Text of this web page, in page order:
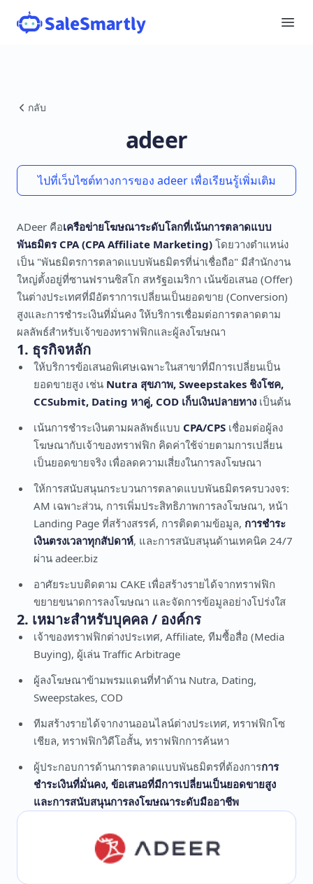
กลับ
adeer
ไปที่เว็บไซต์ทางการของ adeer เพื่อเรียนรู้เพิ่มเติม
ADeer คือเครือข่ายโฆษณาระดับโลกที่เน้นการตลาดแบบ
พันธมิตร CPA (CPA Affiliate Marketing) โดยวางตำแหน่ง
เป็น "พันธมิตรการตลาดแบบพันธมิตรที่น่าเชื่อถือ" มีสำนักงาน
ใหญ่ตั้งอยู่ที่ซานฟรานซิสโก สหรัฐอเมริกา เน้นข้อเสนอ (Offer)
ในต่างประเทศที่มีอัตราการเปลี่ยนเป็นยอดขาย (Conversion)
สูงและการชำระเงินที่มั่นคง ให้บริการเชื่อมต่อการตลาดตาม
ผลลัพธ์สำหรับเจ้าของทราฟฟิกและผู้ลงโฆษณา
1. ธุรกิจหลัก
ให้บริการข้อเสนอพิเศษเฉพาะในสาขาที่มีการเปลี่ยนเป็น
ยอดขายสูง เช่น Nutra สุขภาพ, Sweepstakes ชิงโชค,
CCSubmit, Dating หาคู่, COD เก็บเงินปลายทาง เป็นต้น
เน้นการชำระเงินตามผลลัพธ์แบบ CPA/CPS เชื่อมต่อผู้ลง
โฆษณากับเจ้าของทราฟฟิก คิดค่าใช้จ่ายตามการเปลี่ยน
เป็นยอดขายจริง เพื่อลดความเสี่ยงในการลงโฆษณา
ให้การสนับสนุนกระบวนการตลาดแบบพันธมิตรครบวงจร:
AM เฉพาะส่วน, การเพิ่มประสิทธิภาพการลงโฆษณา, หน้า
Landing Page ที่สร้างสรรค์, การติดตามข้อมูล, การชำระ
เงินตรงเวลาทุกสัปดาห์, และการสนับสนุนด้านเทคนิค 24/7
ผ่าน adeer.biz
อาศัยระบบติดตาม CAKE เพื่อสร้างรายได้จากทราฟฟิก
ขยายขนาดการลงโฆษณา และจัดการข้อมูลอย่างโปร่งใส
2. เหมาะสำหรับบุคคล / องค์กร
เจ้าของทราฟฟิกต่างประเทศ, Affiliate, ทีมซื้อสื่อ (Media
Buying), ผู้เล่น Traffic Arbitrage
ผู้ลงโฆษณาข้ามพรมแดนที่ทำด้าน Nutra, Dating,
Sweepstakes, COD
ทีมสร้างรายได้จากงานออนไลน์ต่างประเทศ, ทราฟฟิกโซ
เชียล, ทราฟฟิกวิดีโอสั้น, ทราฟฟิกการค้นหา
ผู้ประกอบการด้านการตลาดแบบพันธมิตรที่ต้องการการ
ชำระเงินที่มั่นคง, ข้อเสนอที่มีการเปลี่ยนเป็นยอดขายสูง
และการสนับสนุนการลงโฆษณาระดับมืออาชีพ